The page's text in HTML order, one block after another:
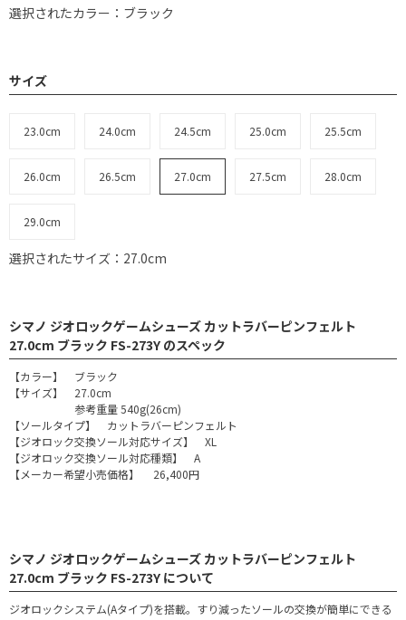
選択されたカラー：ブラック
サイズ
23.0cm 24.0cm 24.5cm 25.0cm 25.5cm
26.0cm 26.5cm 27.0cm 27.5cm 28.0cm
29.0cm
選択されたサイズ：27.0cm
シマノ ジオロックゲームシューズ カットラバーピンフェルト
27.0cm ブラック FS-273Y のスペック
【カラー】 ブラック
【サイズ】 27.0cm
参考重量 540g(26cm)
【ソールタイプ】 カットラバーピンフェルト
【ジオロック交換ソール対応サイズ】 XL
【ジオロック交換ソール対応種類】 A
【メーカー希望小売価格】 26,400円
シマノ ジオロックゲームシューズ カットラバーピンフェルト
27.0cm ブラック FS-273Y について
ジオロックシステム(Aタイプ)を搭載。すり減ったソールの交換が簡単にできる